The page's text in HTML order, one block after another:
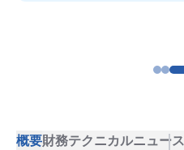
概要財務テクニカルニュース